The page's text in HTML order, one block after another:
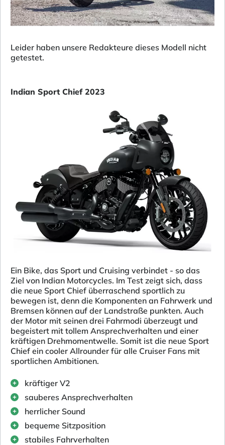
Leider haben unsere Redakteure dieses Modell nicht
getestet.
Indian Sport Chief 2023
Ein Bike, das Sport und Cruising verbindet - so das
Ziel von Indian Motorcycles. Im Test zeigt sich, dass
die neue Sport Chief überraschend sportlich zu
bewegen ist, denn die Komponenten an Fahrwerk und
Bremsen können auf der Landstraße punkten. Auch
der Motor mit seinen drei Fahrmodi überzeugt und
begeistert mit tollem Ansprechverhalten und einer
kräftigen Drehmomentwelle. Somit ist die neue Sport
Chief ein cooler Allrounder für alle Cruiser Fans mit
sportlichen Ambitionen.
kräftiger V2
sauberes Ansprechverhalten
herrlicher Sound
bequeme Sitzposition
stabiles Fahrverhalten